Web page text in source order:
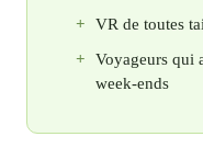
VR de toutes
Voyageurs qui
week-ends